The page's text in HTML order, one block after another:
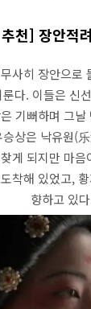
천] 장안적
사히 장안으로
다. 이들은 신
기뻐하며 그
상은 낙유원(
게 되지만 마
착해 있었고,
향하고 있